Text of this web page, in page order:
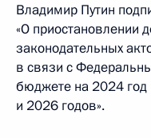
Владимир Путин
«О приостановлении
законодательных
в связи с
бюджете на 2024
и 2026 годов».